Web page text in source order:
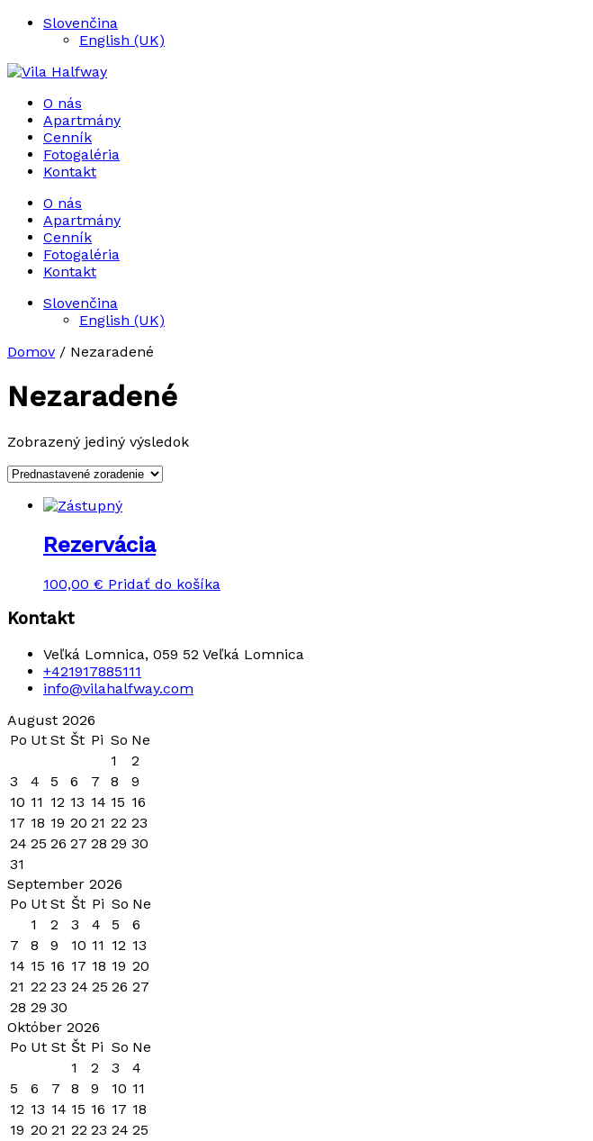
Slovenčina
English (UK)
O nás
Apartmány
Cenník
Fotogaléria
Kontakt
O nás
Apartmány
Cenník
Fotogaléria
Kontakt
Slovenčina
English (UK)
Domov / Nezaradené
Nezaradené
Zobrazený jediný výsledok
Rezervácia
100,00 € Pridať do košíka
Kontakt
Veľká Lomnica, 059 52 Veľká Lomnica
+421917885111
info@vilahalfway.com
August 2026
Po Ut St Št Pi So Ne
1
2
3
4 5 6 7 8
9
10 11 12 13 14 15 16
17 18 19 20 21 22 23
24 25 26 27 28 29 30
31
September 2026
Po Ut St Št Pi So Ne
1
2 3 4 5
6
7
8 9 10 11 12 13
14 15 16 17 18 19 20
21 22 23 24 25 26 27
28 29 30
Október 2026
Po Ut St Št Pi So Ne
1
2 3
4
5
6 7 8 9 10 11
12 13 14 15 16 17 18
19 20 21 22 23 24 25